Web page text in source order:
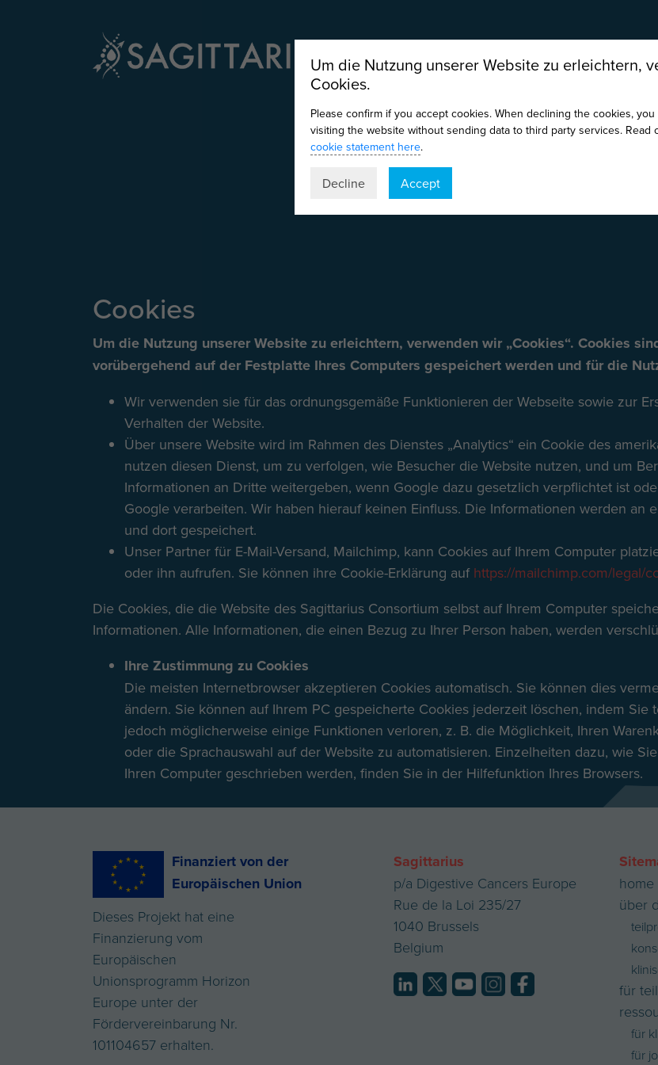
Cookies
Um die Nutzung unserer Website zu erleichtern, verwenden wir „Cookies“. Cookies
vorübergehend auf der Festplatte Ihres Computers gespeichert werden und für die
Wir verwenden sie für das ordnungsgemäße Funktionieren der Webseite sowie zur
Verhalten der Website.
Über unsere Website wird im Rahmen des Dienstes „Analytics“ ein Cookie des
nutzen diesen Dienst, um zu verfolgen, wie Besucher die Website nutzen, und um
Informationen an Dritte weitergeben, wenn Google dazu gesetzlich verpflichtet ist
Google verarbeiten. Wir haben hierauf keinen Einfluss. Die Informationen werden an
und dort gespeichert.
Unser Partner für E-Mail-Versand, Mailchimp, kann Cookies auf Ihrem Computer
oder ihn aufrufen. Sie können ihre Cookie-Erklärung auf https://mailchimp.com/legal/
Die Cookies, die die Website des Sagittarius Consortium selbst auf Ihrem Computer
Informationen. Alle Informationen, die einen Bezug zu Ihrer Person haben, werden
Ihre Zustimmung zu Cookies
Die meisten Internetbrowser akzeptieren Cookies automatisch. Sie können dies
ändern. Sie können auf Ihrem PC gespeicherte Cookies jederzeit löschen, indem
jedoch möglicherweise einige Funktionen verloren, z. B. die Möglichkeit, Ihren
oder die Sprachauswahl auf der Website zu automatisieren. Einzelheiten dazu, wie
Ihren Computer geschrieben werden, finden Sie in der Hilfefunktion Ihres Browsers.
Finanziert von der
Europäischen Union
Dieses Projekt hat eine
Finanzierung vom
Europäischen
Unionsprogramm Horizon
Europe unter der
Fördervereinbarung Nr.
101104657 erhalten.
Sagittarius
p/a Digestive Cancers Europe
Rue de la Loi 235/27
1040 Brussels
Belgium
home
über
für
für
für
Um die Nutzung unserer Website zu erleichtern,
Cookies.
Please confirm if you accept cookies. When declining the cookies,
visiting the website without sending data to third party services. Read
cookie statement here.
Decline Accept